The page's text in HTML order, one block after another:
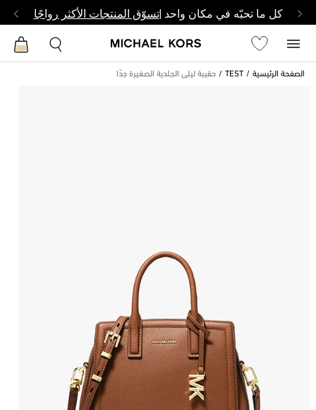
كل ما تحبّه في مكان واحد |تسوّق المنتجات الأكثر رواجًا
الصفحة الرئيسية TEST حقيبة ليلى الجلدية الصغيرة جدًا